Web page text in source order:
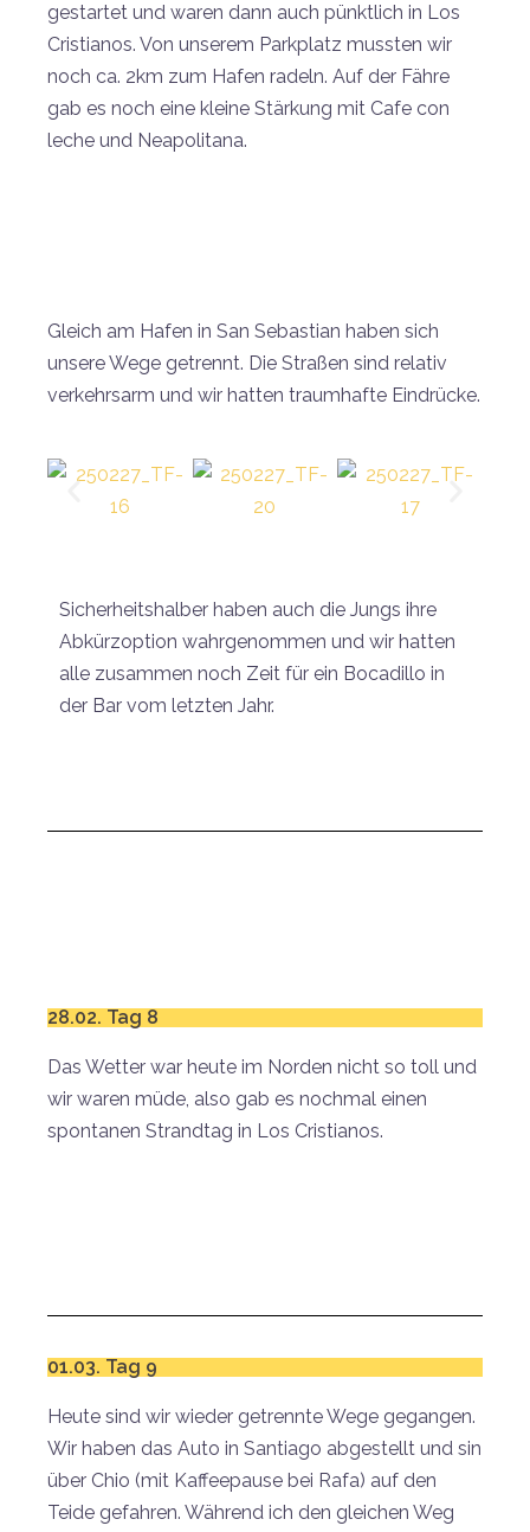
gestartet und waren dann auch pünktlich in Los
Cristianos. Von unserem Parkplatz mussten wir
noch ca. 2km zum Hafen radeln. Auf der Fähre
gab es noch eine kleine Stärkung mit Cafe con
leche und Neapolitana.
Gleich am Hafen in San Sebastian haben sich
unsere Wege getrennt. Die Straßen sind relativ
verkehrsarm und wir hatten traumhafte Eindrücke.
Sicherheitshalber haben auch die Jungs ihre
Abkürzoption wahrgenommen und wir hatten
alle zusammen noch Zeit für ein Bocadillo in
der Bar vom letzten Jahr.
28.02. Tag 8
Das Wetter war heute im Norden nicht so toll und
wir waren müde, also gab es nochmal einen
spontanen Strandtag in Los Cristianos.
01.03. Tag 9
Heute sind wir wieder getrennte Wege gegangen.
Wir haben das Auto in Santiago abgestellt und sin
über Chio (mit Kaffeepause bei Rafa) auf den
Teide gefahren. Während ich den gleichen Weg